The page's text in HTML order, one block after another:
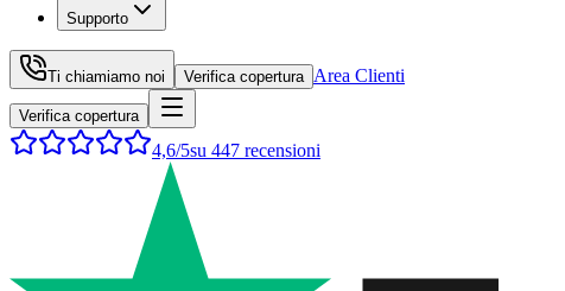
Supporto
Ti chiamiamo noi Verifica copertura Area Clienti
Verifica copertura
4,6/5su 447 recensioni